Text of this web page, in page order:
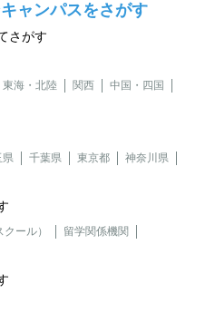
ャンパスをさがす
さがす
東海・北陸 関西
中国・四国
県 千葉県 東京都
神奈川県
ール）
留学関係機関